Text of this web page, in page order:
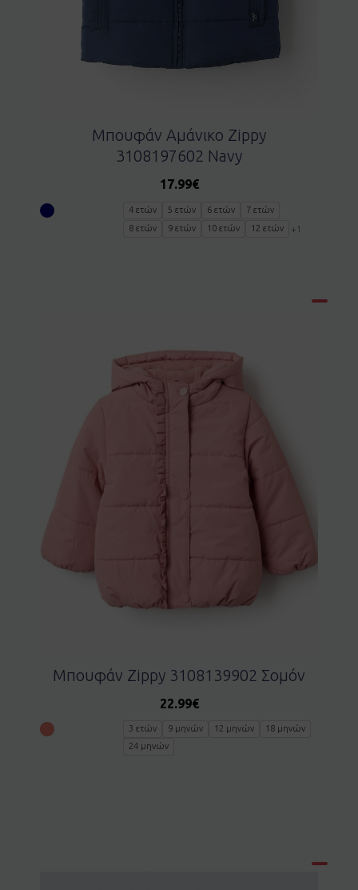
Μπουφάν Αμάνικο Zippy
3108197602 Navy
17.99€
4 ετών 5 ετών 6 ετών
7 ετών
8 ετών
9 ετών 10 ετών 12 ετών +1
Μπουφάν Zippy 3108139902 Σομόν
22.99€
3 ετών 9 μηνών 12 μηνών
18 μηνών
24 μηνών